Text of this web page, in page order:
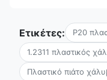
Ετικέτες: P20
1.2311 πλαστικός
Πλαστικό πιάτο